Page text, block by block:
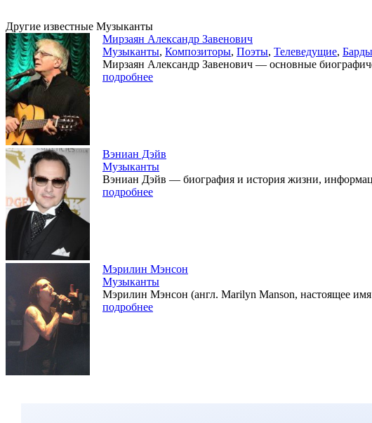
Другие известные Музыканты
Мирзаян Александр Завенович
Музыканты, Композиторы, Поэты, Телеведущие, Барды
Мирзаян Александр Завенович — основные
подробнее
Вэниан Дэйв
Музыканты
Вэниан Дэйв — биография и история жизни,
подробнее
Мэрилин Мэнсон
Музыканты
Мэрилин Мэнсон (англ. Marilyn Manson, настоящее
подробнее